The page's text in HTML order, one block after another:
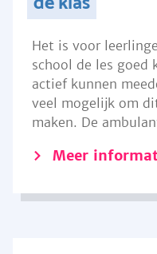
Het is voor
school de les goed
actief kunnen
veel mogelijk om
maken. De
Meer